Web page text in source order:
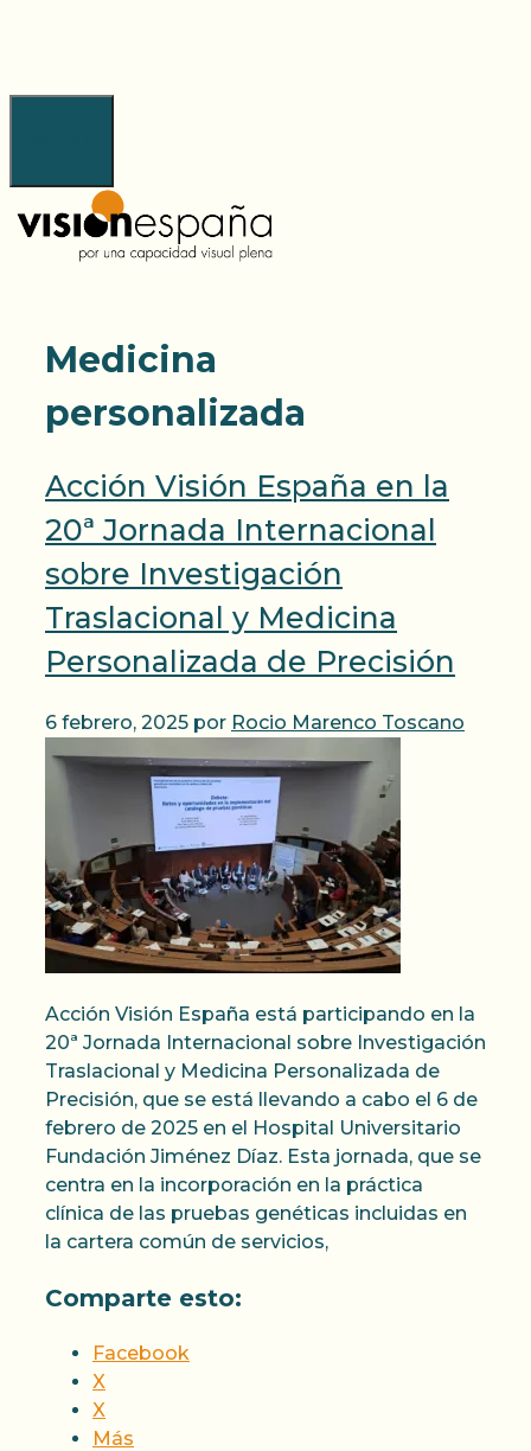
Medicina
personalizada
Acción Visión España en la
20ª Jornada Internacional
sobre Investigación
Traslacional y Medicina
Personalizada de Precisión
6 febrero, 2025 por Rocio Marenco Toscano
Acción Visión España está participando en la
20ª Jornada Internacional sobre Investigación
Traslacional y Medicina Personalizada de
Precisión, que se está llevando a cabo el 6 de
febrero de 2025 en el Hospital Universitario
Fundación Jiménez Díaz. Esta jornada, que se
centra en la incorporación en la práctica
clínica de las pruebas genéticas incluidas en
la cartera común de servicios,
Comparte esto:
Facebook
X
X
Más